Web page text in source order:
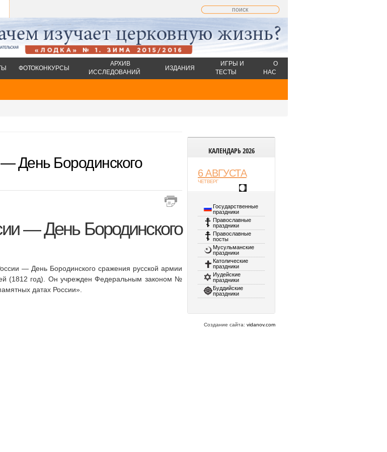
ФОТОКОНКУРСЫ
АРХИВ
ИССЛЕДОВАНИЙ
ИЗДАНИЯ
ИГРЫ И
ТЕСТЫ
О
НАС
День Бородинского
— День Бородинского
— День Бородинского сражения русской армии
(1812 год). Он учрежден Федеральным законом №
датах России».
КАЛЕНДАРЬ 2026
6 АВГУСТА
ЧЕТВЕРГ
Государственные
праздники
Православные
праздники
Православные
посты
Мусульманские
праздники
Католические
праздники
Иудейские
праздники
Буддийские
праздники
Создание сайта: vidanov.com